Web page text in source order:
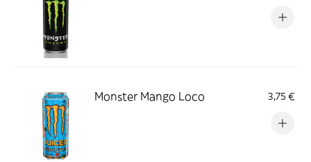
Monster Mango Loco 3,75 €